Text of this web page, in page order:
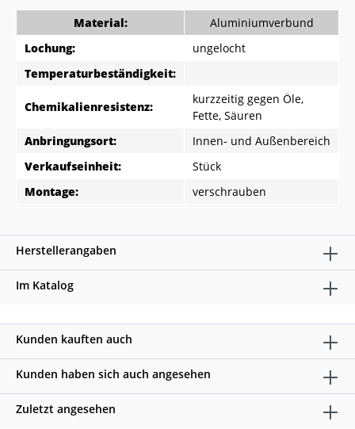
Material:
Aluminiumverbund
Lochung:
ungelocht
Temperaturbeständigkeit:
Chemikalienresistenz:
kurzzeitig gegen Öle,
Fette, Säuren
Anbringungsort:
Innen- und Außenbereich
Verkaufseinheit:
Stück
Montage:
verschrauben
Herstellerangaben
Im Katalog
Kunden kauften auch
Kunden haben sich auch angesehen
Zuletzt angesehen